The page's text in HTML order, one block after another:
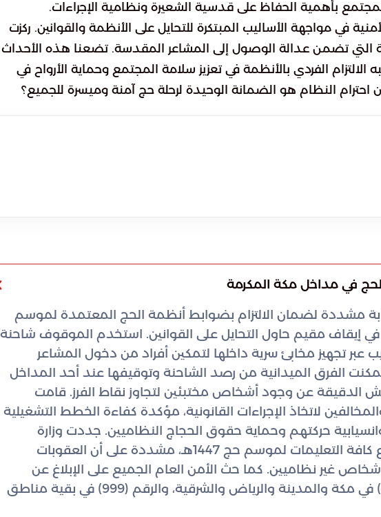
بأهمية الحفاظ على قدسية الشعيرة ونظامية الإجراءات.
في مواجهة الأساليب المبتكرة للتحايل على الأنظمة والقوانين. ركزت
التي تضمن عدالة الوصول إلى المشاعر المقدسة. تضعنا هذه الأحداث
الفردي بالأنظمة في تعزيز سلامة المجتمع وحماية الأرواح في
احترام النظام هو الضمانة الوحيدة لرحلة حج آمنة وميسرة للجميع؟
في مداخل مكة المكرمة
مشددة لضمان الالتزام بضوابط أنظمة الحج المعتمدة لموسم
في إيقاف مقيم حاول التحايل على القوانين. استخدم الموقوف شاحنة
عبر تجهيز مخابئ سرية داخلها لتمكين أفراد من دخول المشاعر
الفرق الميدانية من رصد الشاحنة وتوقيفها عند أحد المداخل
الدقيقة عن وجود أشخاص مختبئين لتجاوز نقاط الفرز. قامت
لاتخاذ الإجراءات القانونية، مؤكدة كفاءة الخطط التشغيلية
حركتهم وحماية حقوق الحجاج النظاميين. جددت وزارة
الداخلية تأكيدها على ضرورة اتباع كافة التعليمات لموسم حج 1447هـ، مشددة على أن العقوبات
غير نظاميين. كما حث الأمن العام الجميع على الإبلاغ عن
المخالفات عبر رقم الطوارئ (911) في مكة والمدينة والرياض والشرقية، والرقم (999) في بقية مناطق